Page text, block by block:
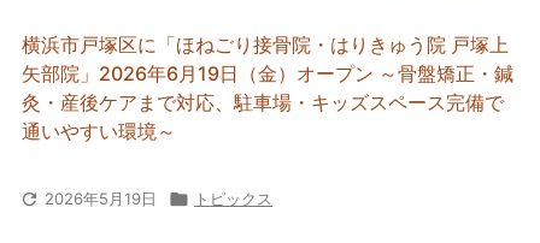
横浜市戸塚区に「ほねごり接骨院・はりきゅう院 戸塚上
矢部院」2026年6月19日（金）オープン ～骨盤矯正・鍼
灸・産後ケアまで対応、駐車場・キッズスペース完備で
通いやすい環境～
 2026年5月19日  トピックス